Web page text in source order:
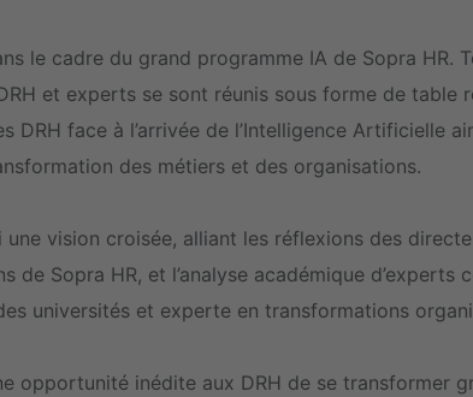
le cadre du grand programme IA de Sopra HR.
et experts se sont réunis sous forme de table
DRH face à l’arrivée de l’Intelligence Artificielle
des métiers et des organisations.
vision croisée, alliant les réflexions des
de Sopra HR, et l’analyse académique d’experts
universités et experte en transformations
opportunité inédite aux DRH de se transformer